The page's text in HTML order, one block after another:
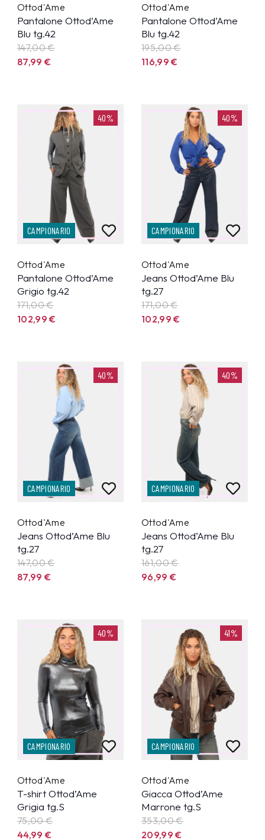
Ottod'Ame
Pantalone Ottod’Ame
Blu tg.42
147,00 €
87,99€
Ottod'Ame
Pantalone Ottod’Ame
Blu tg.42
195,00 €
116,99€
40%
CAMPIONARIO
Ottod'Ame
Pantalone Ottod’Ame
Grigio tg.42
171,00 €
102,99€
40%
CAMPIONARIO
Ottod'Ame
Jeans Ottod’Ame Blu
tg.27
171,00 €
102,99€
40%
CAMPIONARIO
Ottod'Ame
Jeans Ottod’Ame Blu
tg.27
147,00 €
87,99€
40%
CAMPIONARIO
Ottod'Ame
Jeans Ottod’Ame Blu
tg.27
161,00 €
96,99€
40%
CAMPIONARIO
Ottod'Ame
T-shirt Ottod’Ame
Grigia tg.S
75,00 €
44,99€
41%
CAMPIONARIO
Ottod'Ame
Giacca Ottod’Ame
Marrone tg.S
353,00 €
209,99€